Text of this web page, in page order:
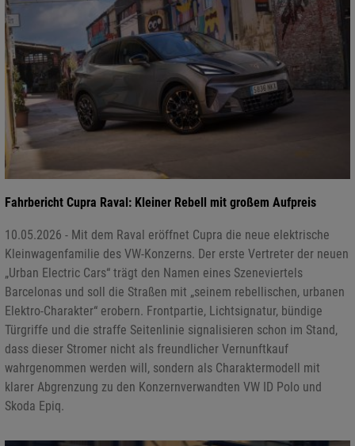
Fahrbericht Cupra Raval: Kleiner Rebell mit großem Aufpreis
10.05.2026 - Mit dem Raval eröffnet Cupra die neue elektrische
Kleinwagenfamilie des VW-Konzerns. Der erste Vertreter der neuen
„Urban Electric Cars“ trägt den Namen eines Szeneviertels
Barcelonas und soll die Straßen mit „seinem rebellischen, urbanen
Elektro-Charakter“ erobern. Frontpartie, Lichtsignatur, bündige
Türgriffe und die straffe Seitenlinie signalisieren schon im Stand,
dass dieser Stromer nicht als freundlicher Vernunftkauf
wahrgenommen werden will, sondern als Charaktermodell mit
klarer Abgrenzung zu den Konzernverwandten VW ID Polo und
Skoda Epiq.